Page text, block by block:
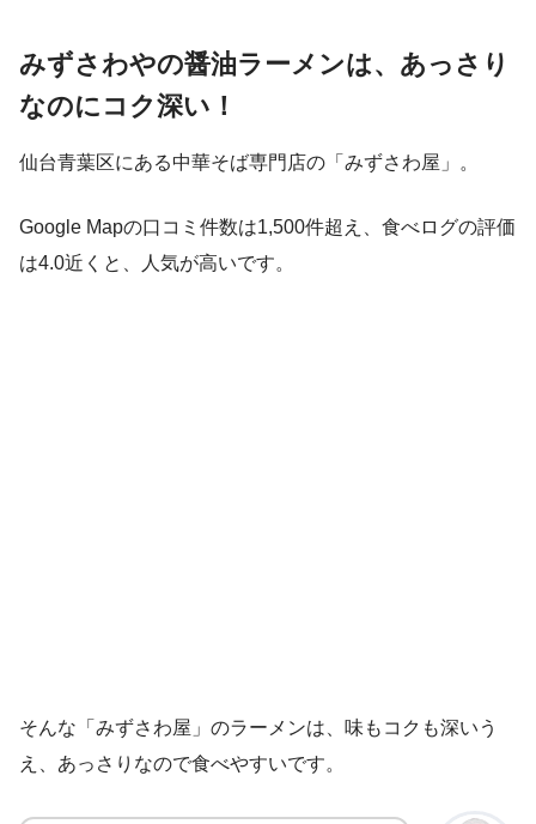
みずさわやの醤油ラーメンは、あっさり
なのにコク深い！
仙台青葉区にある中華そば専門店の「みずさわ屋」。
Google Mapの口コミ件数は1,500件超え、食べログの評価
は4.0近くと、人気が高いです。
そんな「みずさわ屋」のラーメンは、味もコクも深いう
え、あっさりなので食べやすいです。